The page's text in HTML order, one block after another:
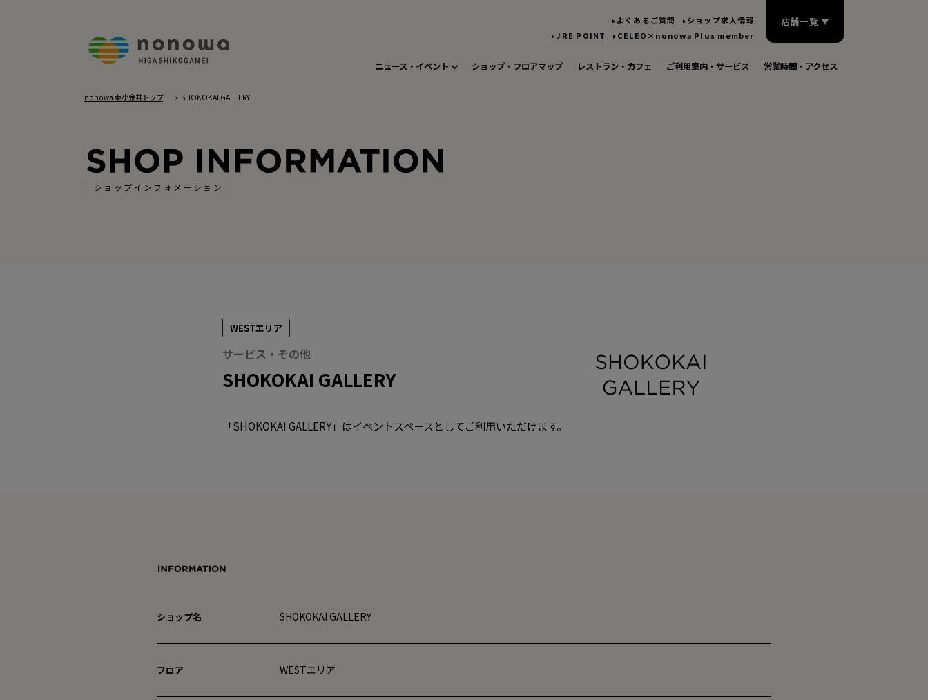
ニュース・イベント ショップ・フロアマップ レストラン・カフェ ご利用案内・サービス 営業時間・アクセス
よくあるご質問
ショップ求人情報
JRE POINT
CELEO×nonowa Plus member
店舗一覧
nonowa 東小金井トップ SHOKOKAI GALLERY
ショップインフォメーション
WESTエリア
サービス・その他
SHOKOKAI GALLERY
「SHOKOKAI GALLERY」はイベントスペースとしてご利用いただけます。
ショップ名 SHOKOKAI GALLERY
フロア WESTエリア